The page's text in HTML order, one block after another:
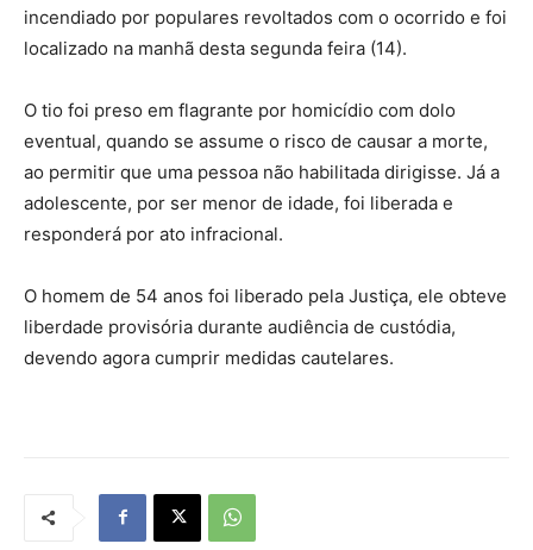
incendiado por populares revoltados com o ocorrido e foi
localizado na manhã desta segunda feira (14).
O tio foi preso em flagrante por homicídio com dolo
eventual, quando se assume o risco de causar a morte,
ao permitir que uma pessoa não habilitada dirigisse. Já a
adolescente, por ser menor de idade, foi liberada e
responderá por ato infracional.
O homem de 54 anos foi liberado pela Justiça, ele obteve
liberdade provisória durante audiência de custódia,
devendo agora cumprir medidas cautelares.